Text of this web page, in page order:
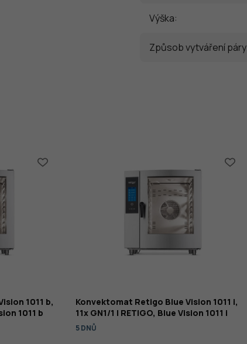
Výška:
Způsob vytváření páry
1011 b,
1011 b
Konvektomat Retigo Blue Vision 1011 i,
11x GN1/1 | RETIGO, Blue Vision 1011 i
5 DNŮ